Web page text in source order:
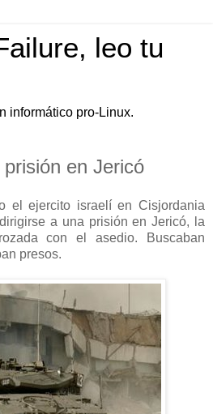
leo tu
informático pro-Linux.
en Jericó
el ejercito israelí en Cisjordania
a una prisión en Jericó, la
con el asedio. Buscaban
presos.